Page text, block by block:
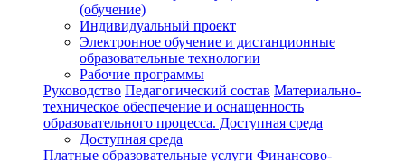
(обучение)
Индивидуальный проект
Электронное обучение и дистанционные
образовательные технологии
Рабочие программы
Руководство Педагогический состав Материально-
техническое обеспечение и оснащенность
образовательного процесса. Доступная среда
Доступная среда
Платные образовательные услуги Финансово-